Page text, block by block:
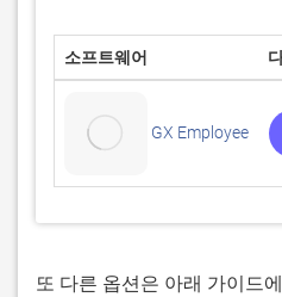
소프트웨어
GX Employee
또 다른 옵션은 아래 가이드